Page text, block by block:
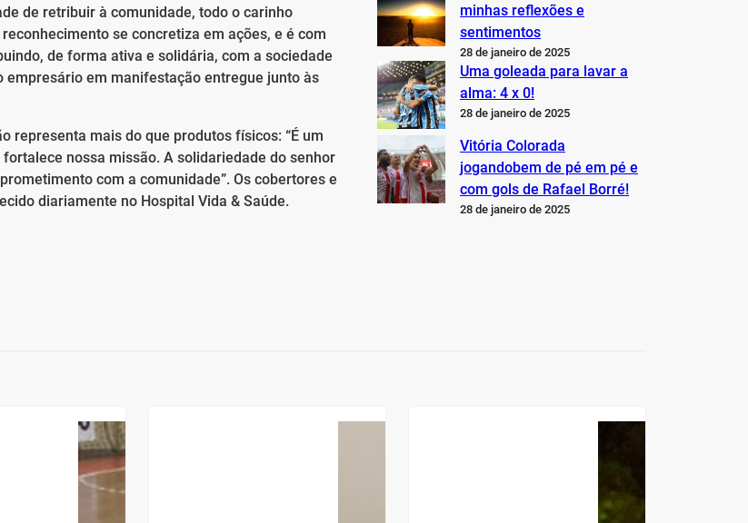
de retribuir à comunidade, todo o carinho
se concretiza em ações, e é com
de forma ativa e solidária, com a sociedade
empresário em manifestação entregue junto às
representa mais do que produtos físicos: “É um
nossa missão. A solidariedade do senhor
com a comunidade”. Os cobertores e
diariamente no Hospital Vida & Saúde.
minhas reflexões e
sentimentos
28 de janeiro de 2025
Uma goleada para lavar a
alma: 4 x 0!
28 de janeiro de 2025
Vitória Colorada
jogandobem de pé em pé e
com gols de Rafael Borré!
28 de janeiro de 2025